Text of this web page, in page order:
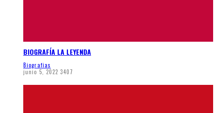
BIOGRAFÍA LA LEYENDA
Biografias
junio 5, 2022 3407